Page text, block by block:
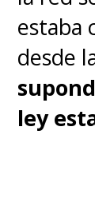
ser
de
Google
estaba
desde
ley